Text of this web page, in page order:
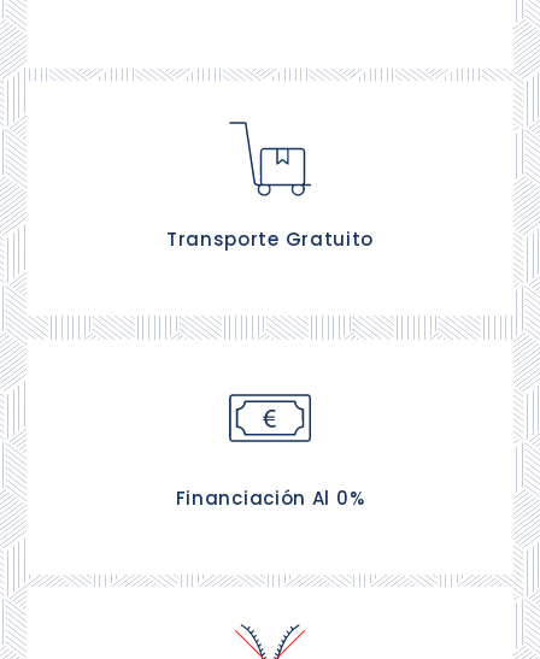
Transporte Gratuito
En la entrega está incluida la subida de tu equipo
Financiación Al 0%
Puedes financiar tu descanso hasta 12 meses sin